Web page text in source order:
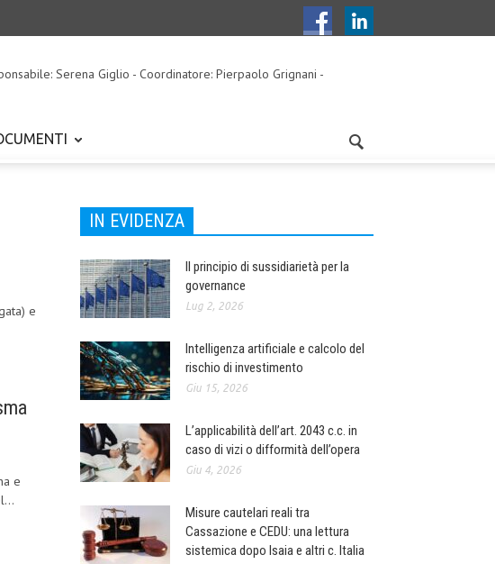
Serena Giglio - Coordinatore: Pierpaolo Grignani -
e
e
IN EVIDENZA
Il principio di sussidiarietà per la
governance
Lug 2, 2026
Intelligenza artificiale e calcolo del
rischio di investimento
Giu 15, 2026
L’applicabilità dell’art. 2043 c.c. in
caso di vizi o difformità dell’opera
Giu 4, 2026
Misure cautelari reali tra
Cassazione e CEDU: una lettura
sistemica dopo Isaia e altri c. Italia